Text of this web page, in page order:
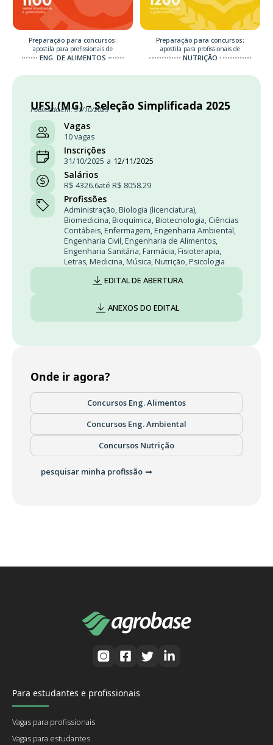
Preparação para concursos:
apostila para profissionais de
ENG. DE ALIMENTOS
Preparação para concursos:
apostila para profissionais de
NUTRIÇÃO
UFSJ (MG) – Seleção Simplificada 2025
Publicado em: 31/10/2025
Vagas
10 vagas
Inscrições
31/10/2025 a 12/11/2025
Salários
R$ 4326.6até R$ 8058.29
Profissões
Administração, Biologia (licenciatura),
Biomedicina, Bioquímica, Biotecnologia, Ciências
Contábeis, Enfermagem, Engenharia Ambiental,
Engenharia Civil, Engenharia de Alimentos,
Engenharia Sanitária, Farmácia, Fisioterapia,
Letras, Medicina, Música, Nutrição, Psicologia
EDITAL DE ABERTURA
ANEXOS DO EDITAL
Onde ir agora?
Concursos Eng. Alimentos
Concursos Eng. Ambiental
Concursos Nutrição
pesquisar minha profissão
Para estudantes e profissionais
Vagas para profissionais
Vagas para estudantes